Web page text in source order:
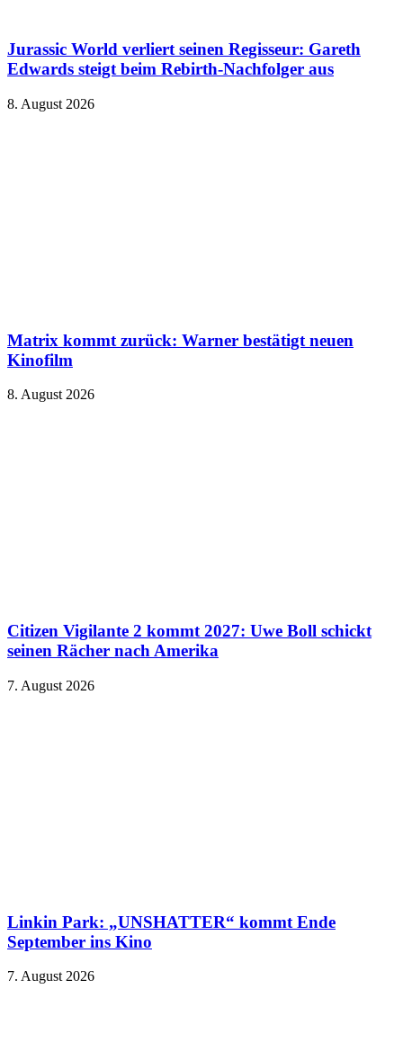
Jurassic World verliert seinen Regisseur: Gareth
Edwards steigt beim Rebirth-Nachfolger aus
8. August 2026
Matrix kommt zurück: Warner bestätigt neuen
Kinofilm
8. August 2026
Citizen Vigilante 2 kommt 2027: Uwe Boll schickt
seinen Rächer nach Amerika
7. August 2026
Linkin Park: „UNSHATTER“ kommt Ende
September ins Kino
7. August 2026